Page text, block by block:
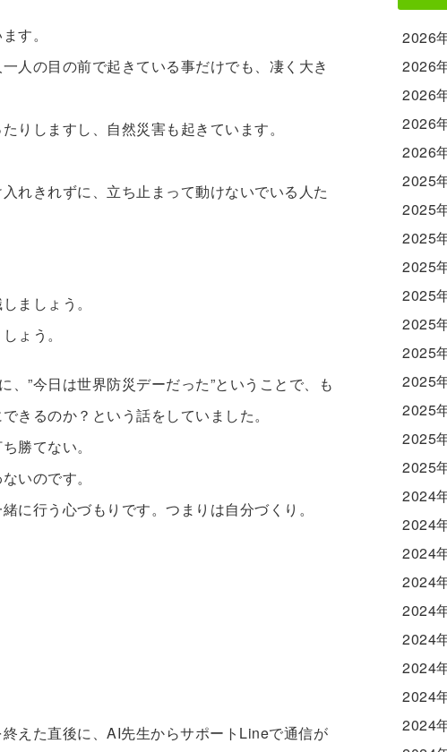
す。
人の目の前で起きている事だけでも、凄く大き
りしますし、自然災害も起きています。
れきれずに、立ち止まって動けないでいる人た
ましょう。
ょう。
、”今日は世界防災デーだった”ということで、も
きるのか？という話をしていました。
勝てない。
いのです。
に行う心づもりです。つまりは自分づくり。
えた直後に、AI先生からサポートLineで通信が
2026
2026
2026
2026
2026
2025
2025
2025
2025
2025
2025
2025
2025
2025
2025
2025
2024
2024
2024
2024
2024
2024
2024
2024
2024